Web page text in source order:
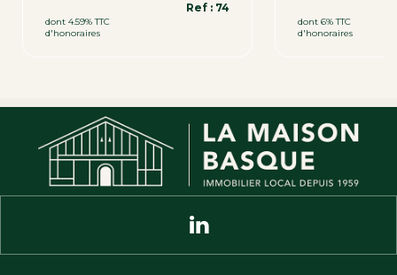
dont 4.59% TTC
d'honoraires
Ref : 74
dont 6% TTC
d'honoraires